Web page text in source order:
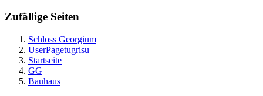
Zufällige Seiten
Schloss Georgium
UserPagetugrisu
Startseite
GG
Bauhaus